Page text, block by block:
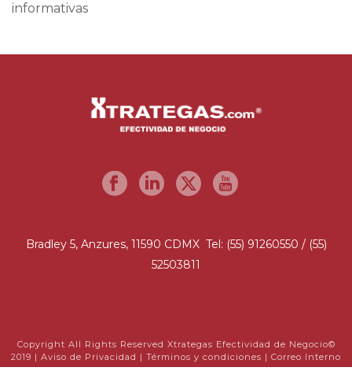
informativas
Bradley 5, Anzures, 11590 CDMX Tel: (55) 91260550 / (55)
52503811
Copyright All Rights Reserved Xtrategas Efectividad de Negocio©
2019 | Aviso de Privacidad | Términos y condiciones | Correo Interno